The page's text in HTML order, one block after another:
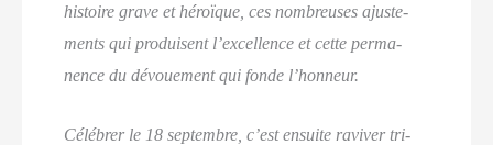
his­toire grave et héroïque, ces nom­breuses ajus­te­
ments qui pro­duisent l’excellence et cette per­ma­
nence du dévoue­ment qui fonde l’honneur.
Célé­brer le 18 sep­tembre, c’est ensuite ravi­ver tri­